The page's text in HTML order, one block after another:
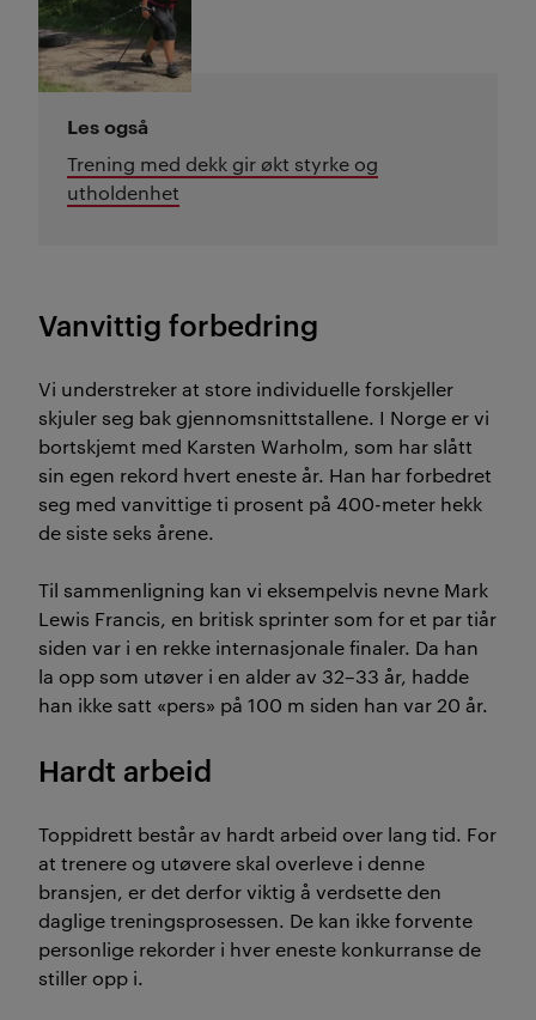
Les også
Trening med dekk gir økt styrke og
utholdenhet
Vanvittig forbedring
Vi understreker at store individuelle forskjeller
skjuler seg bak gjennomsnittstallene. I Norge er vi
bortskjemt med Karsten Warholm, som har slått
sin egen rekord hvert eneste år. Han har forbedret
seg med vanvittige ti prosent på 400-meter hekk
de siste seks årene.
Til sammenligning kan vi eksempelvis nevne Mark
Lewis Francis, en britisk sprinter som for et par tiår
siden var i en rekke internasjonale finaler. Da han
la opp som utøver i en alder av 32–33 år, hadde
han ikke satt «pers» på 100 m siden han var 20 år.
Hardt arbeid
Toppidrett består av hardt arbeid over lang tid. For
at trenere og utøvere skal overleve i denne
bransjen, er det derfor viktig å verdsette den
daglige treningsprosessen. De kan ikke forvente
personlige rekorder i hver eneste konkurranse de
stiller opp i.